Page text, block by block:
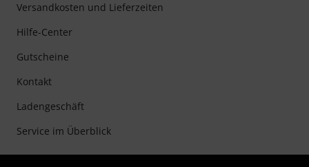
Versandkosten und Lieferzeiten
Hilfe-Center
Gutscheine
Kontakt
Ladengeschäft
Service im Überblick